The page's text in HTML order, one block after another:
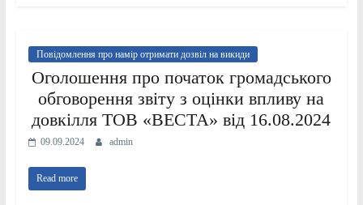
Повідомлення про намір отримати дозвіл на викиди
Оголошення про початок громадського
обговорення звіту з оцінки впливу на
довкілля ТОВ «ВЕСТА» від 16.08.2024
09.09.2024 admin
Read more